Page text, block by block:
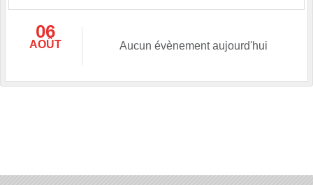
06
AOÛT Aucun évènement aujourd'hui